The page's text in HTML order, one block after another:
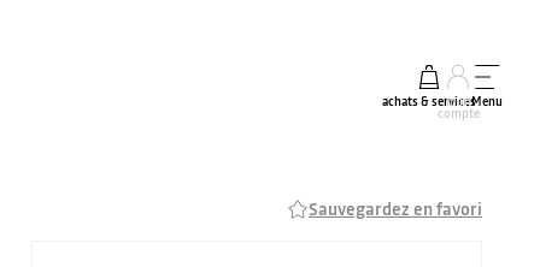
achats & services
mon
compte
Menu
Sauvegardez en favori